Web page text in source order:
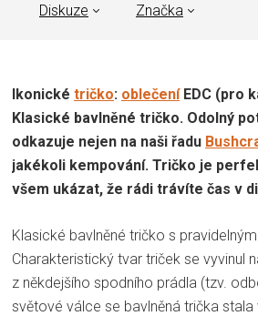
Diskuze Značka
Ikonické tričko: oblečeníEDC (pro
Klasické bavlněné tričko. Odolný
odkazuje nejen na naši řadu
jakékoli kempování. Tričko je
všem ukázat, že rádi trávíte čas v
Klasické bavlněné tričko s pravidelným
Charakteristický tvar triček se vyvinul
z někdejšího spodního prádla (tzv.
světové válce se bavlněná trička